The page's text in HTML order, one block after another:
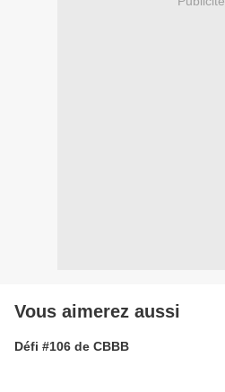
Vous aimerez aussi
Défi #106 de CBBB